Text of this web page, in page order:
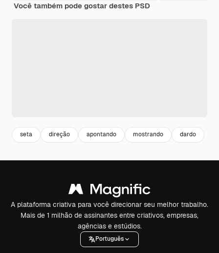
Você também pode gostar destes PSD
seta direção apontando mostrando dardo
A plataforma criativa para você direcionar seu melhor trabalho.
Mais de 1 milhão de assinantes entre criativos, empresas,
agências e estúdios.
Português